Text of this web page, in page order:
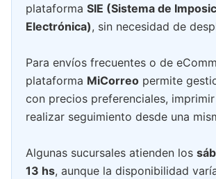
plataforma SIE (Sistema de
Electrónica), sin necesidad de
Para envíos frecuentes o de
plataforma MiCorreo permite
con precios preferenciales,
realizar seguimiento desde una
Algunas sucursales atienden los
13 hs, aunque la disponibilidad